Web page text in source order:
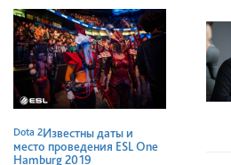
Dota 2Известны даты и
место проведения ESL One
Hamburg 2019